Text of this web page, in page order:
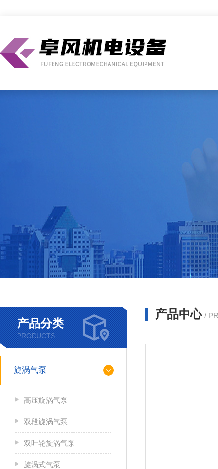
产品分类
PRODUCTS
旋涡气泵
高压旋涡气泵
双段旋涡气泵
双叶轮旋涡气泵
旋涡式气泵
产品中心 /